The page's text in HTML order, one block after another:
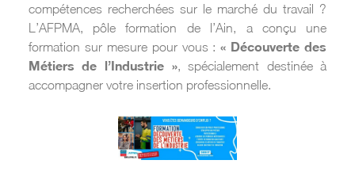
compétences recherchées sur le marché du travail ?
L’AFPMA, pôle formation de l’Ain, a conçu une
formation sur mesure pour vous :« Découverte des
Métiers de l’Industrie », spécialement destinée à
accompagner votre insertion professionnelle.